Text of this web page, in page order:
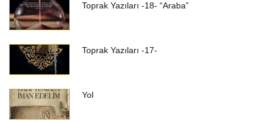
Toprak Yazıları -18- “Araba”
Toprak Yazıları -17-
Yol